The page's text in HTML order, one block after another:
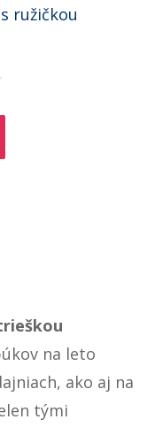
ružičkou
na leto
ako aj na
tými